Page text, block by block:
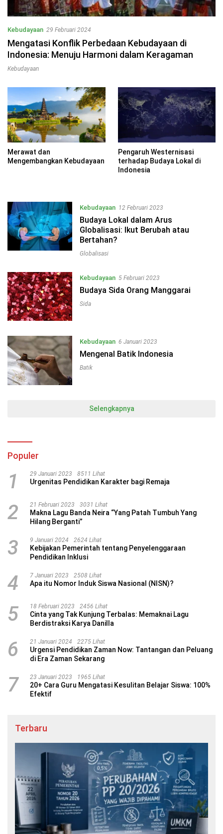
Kebudayaan 29 Februari 2024
Mengatasi Konflik Perbedaan Kebudayaan di
Indonesia: Menuju Harmoni dalam Keragaman
Kebudayaan
Merawat dan
Mengembangkan Kebudayaan
Pengaruh Westernisasi
terhadap Budaya Lokal di
Indonesia
Kebudayaan 12 Februari 2023
Budaya Lokal dalam Arus
Globalisasi: Ikut Berubah atau
Bertahan?
Globalisasi
Kebudayaan 5 Februari 2023
Budaya Sida Orang Manggarai
Sida
Kebudayaan 6 Januari 2023
Mengenal Batik Indonesia
Batik
Selengkapnya
Populer
1 29 Januari 2023 8511 Lihat
Urgenitas Pendidikan Karakter bagi Remaja
2 21 Februari 2023 3031 Lihat
Makna Lagu Banda Neira “Yang Patah Tumbuh Yang
Hilang Berganti”
3 9 Januari 2024 2624 Lihat
Kebijakan Pemerintah tentang Penyelenggaraan
Pendidikan Inklusi
4 7 Januari 2023 2508 Lihat
Apa itu Nomor Induk Siswa Nasional (NISN)?
5 18 Februari 2023 2456 Lihat
Cinta yang Tak Kunjung Terbalas: Memaknai Lagu
Berdistraksi Karya Danilla
6 21 Januari 2024 2275 Lihat
Urgensi Pendidikan Zaman Now: Tantangan dan Peluang
di Era Zaman Sekarang
7 23 Januari 2023 1965 Lihat
20+ Cara Guru Mengatasi Kesulitan Belajar Siswa: 100%
Efektif
Terbaru